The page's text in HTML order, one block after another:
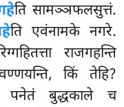
ति सामञ्ञफलसुत्तं.
ति एवंनामके नगरे.
राजगहन्ति
किं तेहि?
पनेतं बुद्धकाले च